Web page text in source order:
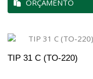
ORÇAMENTO
TIP 31 C (TO-220)